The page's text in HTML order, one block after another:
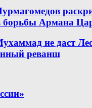
борьбы Армана
не даст
реванш